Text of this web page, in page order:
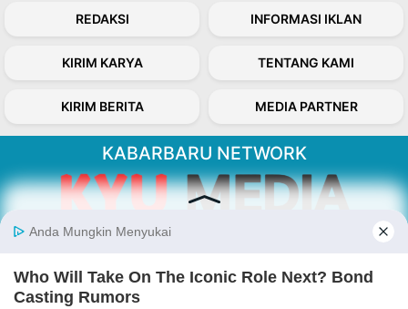
REDAKSI INFORMASI IKLAN
KIRIM KARYA TENTANG KAMI
KIRIM BERITA MEDIA PARTNER
KABARBARU NETWORK
Kabarbaru.co menyajikan berita aktual dan